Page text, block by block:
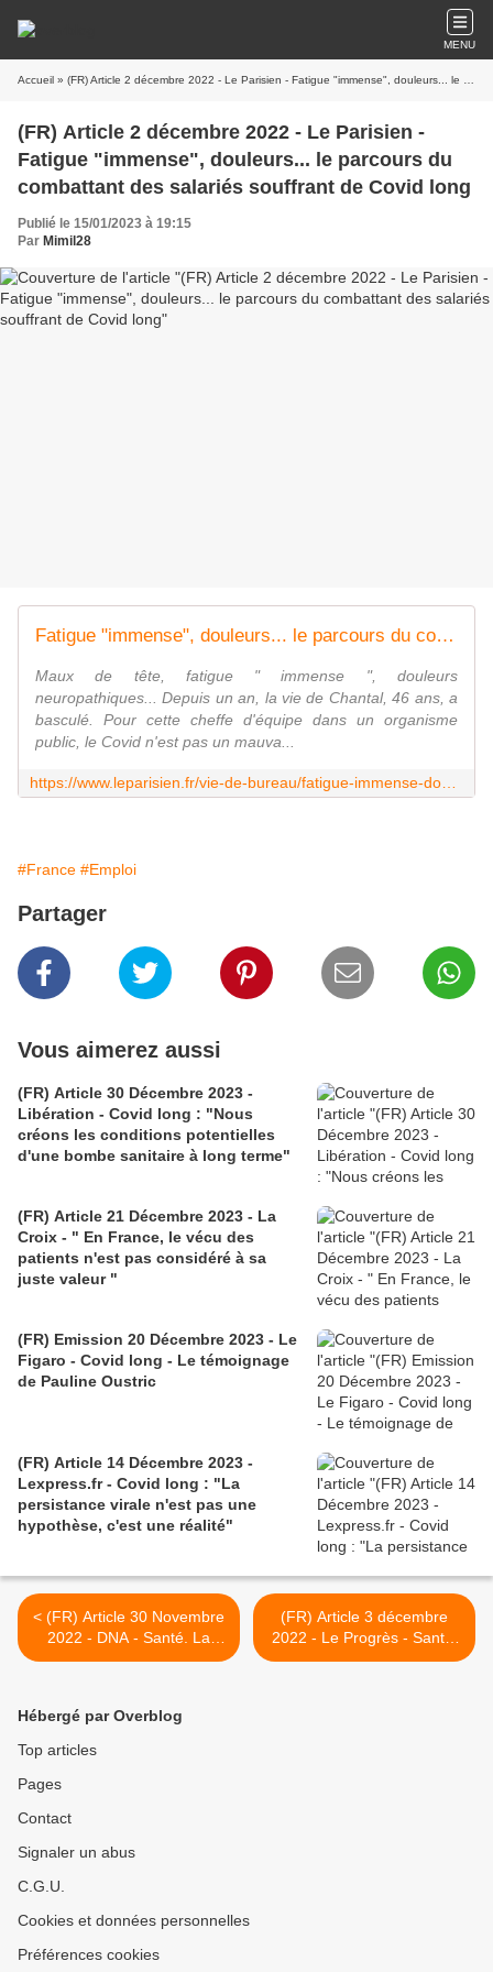
MENU
Accueil » (FR) Article 2 décembre 2022 - Le Parisien - Fatigue "immense", douleurs... le parcours du combattant des salariés souffrant de Covid long
(FR) Article 2 décembre 2022 - Le Parisien -
Fatigue "immense", douleurs... le parcours du
combattant des salariés souffrant de Covid long
Publié le 15/01/2023 à 19:15
Par Mimil28
Fatigue "immense", douleurs... le parcours du combattant des salariés souffrant de Covid long
Maux de tête, fatigue " immense ", douleurs
neuropathiques... Depuis un an, la vie de Chantal, 46 ans, a
basculé. Pour cette cheffe d'équipe dans un organisme
public, le Covid n'est pas un mauva...
#France #Emploi
Partager
Vous aimerez aussi
(FR) Article 30 Décembre 2023 -
Libération - Covid long : "Nous
créons les conditions potentielles
d'une bombe sanitaire à long terme"
(FR) Article 21 Décembre 2023 - La
Croix - " En France, le vécu des
patients n'est pas considéré à sa
juste valeur "
(FR) Emission 20 Décembre 2023 - Le
Figaro - Covid long - Le témoignage
de Pauline Oustric
(FR) Article 14 Décembre 2023 -
Lexpress.fr - Covid long : "La
persistance virale n'est pas une
hypothèse, c'est une réalité"
< (FR) Article 30 Novembre
2022 - DNA - Santé. La
cause du Covid long enfin
(FR) Article 3 décembre
2022 - Le Progrès - Santé.
L'inquiétant spectre du
Hébergé par Overblog
Top articles
Pages
Contact
Signaler un abus
C.G.U.
Cookies et données personnelles
Préférences cookies